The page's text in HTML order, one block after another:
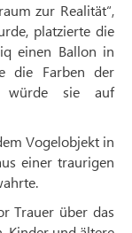
zur Realität“,
platzierte die
einen Ballon in
die Farben der
würde sie auf
Vogelobjekt in
einer traurigen
Trauer über das